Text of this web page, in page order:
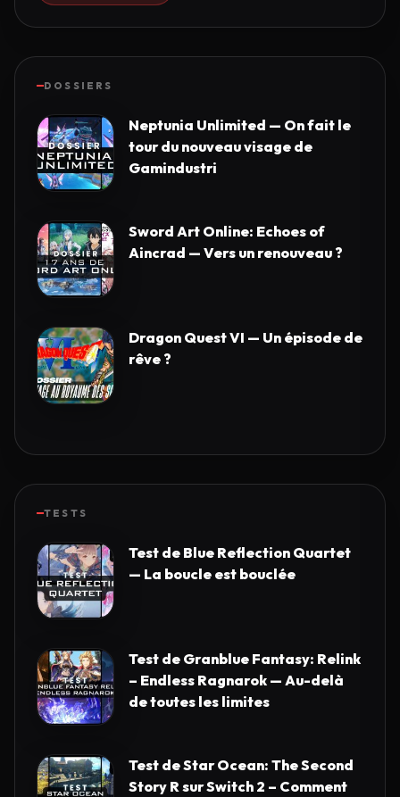
DOSSIERS
Neptunia Unlimited — On fait le
tour du nouveau visage de
Gamindustri
Sword Art Online: Echoes of
Aincrad — Vers un renouveau ?
Dragon Quest VI — Un épisode de
rêve ?
TESTS
Test de Blue Reflection Quartet
— La boucle est bouclée
Test de Granblue Fantasy: Relink
– Endless Ragnarok — Au-delà
de toutes les limites
Test de Star Ocean: The Second
Story R sur Switch 2 – Comment